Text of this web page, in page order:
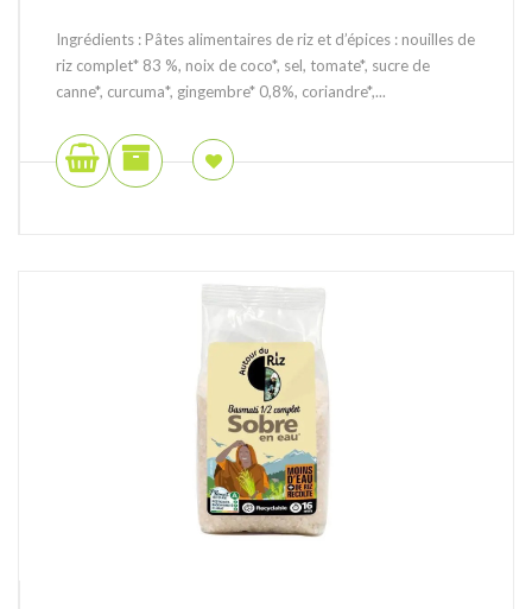
Ingrédients : Pâtes alimentaires de riz et d’épices : nouilles de
riz complet* 83 %, noix de coco*, sel, tomate*, sucre de
canne*, curcuma*, gingembre* 0,8%, coriandre*,...